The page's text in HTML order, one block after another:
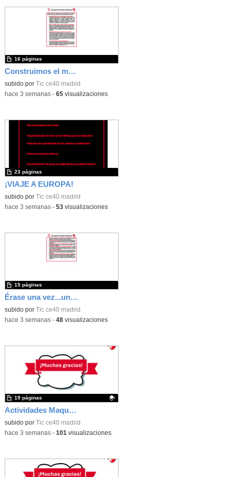
Construimos el mundo con LEGO
subido por Tic ce40 madrid
16 páginas
-hace 3 semanas- 65visualizaciones
¡VIAJE A EUROPA!
subido por Tic ce40 madrid
23 páginas
-hace 3 semanas- 53visualizaciones
Érase una vez...un castillo medieval
subido por Tic ce40 madrid
15 páginas
-hace 3 semanas- 48visualizaciones
Actividades Maqueen
Contenido educativo.
subido por Tic ce40 madrid
19 páginas
-hace 3 semanas- 101 visualizaciones